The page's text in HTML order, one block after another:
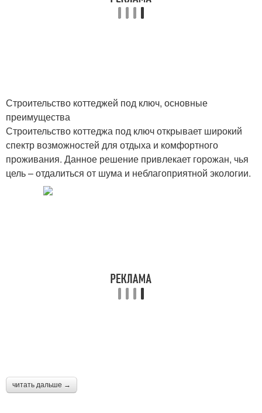
Строительство коттеджей под ключ, основные
преимущества
Строительство коттеджа под ключ открывает широкий
спектр возможностей для отдыха и комфортного
проживания. Данное решение привлекает горожан, чья
цель – отдалиться от шума и неблагоприятной экологии.
читать дальше →